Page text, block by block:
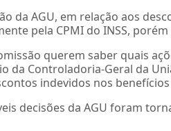
da AGU, em relação aos
pela CPMI do INSS,
querem saber quais
da Controladoria-Geral da
indevidos nos
decisões da AGU foram